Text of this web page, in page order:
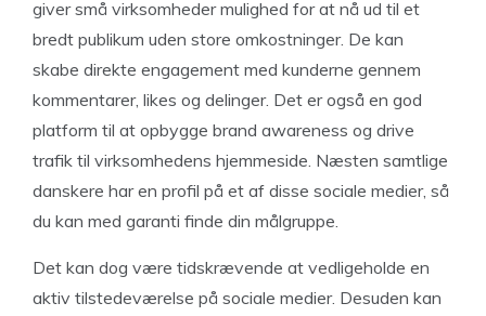
giver små virksomheder mulighed for at nå ud til et
bredt publikum uden store omkostninger. De kan
skabe direkte engagement med kunderne gennem
kommentarer, likes og delinger. Det er også en god
platform til at opbygge brand awareness og drive
trafik til virksomhedens hjemmeside. Næsten samtlige
danskere har en profil på et af disse sociale medier, så
du kan med garanti finde din målgruppe.
Det kan dog være tidskrævende at vedligeholde en
aktiv tilstedeværelse på sociale medier. Desuden kan